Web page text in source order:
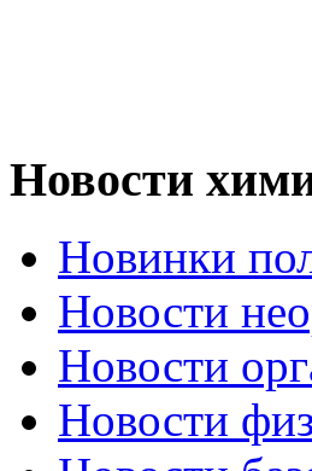
Новости
Новинки
Новости
Новости
Новости